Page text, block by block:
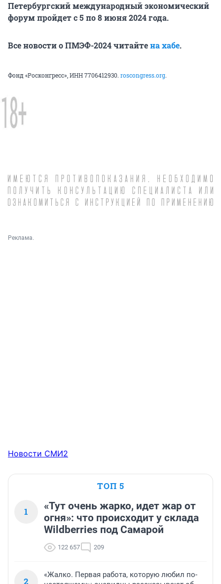
Петербургский международный экономический
форум пройдет с 5 по 8 июня 2024 года.
Все новости о ПМЭФ-2024 читайтена хабе.
Фонд «Росконгресс», ИНН 7706412930. roscongress.org.
Реклама.
Новости СМИ2
ТОП 5
1
«Тут очень жарко, идет жар от
огня»: что происходит у склада
Wildberries под Самарой
122 657 209
2
«Жалко. Первая работа, которую любил по-